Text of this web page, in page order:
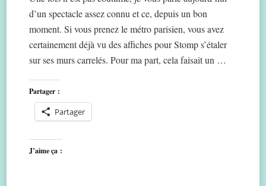
d’un spectacle assez connu et ce, depuis un bon
moment. Si vous prenez le métro parisien, vous avez
certainement déjà vu des affiches pour Stomp s’étaler
sur ses murs carrelés. Pour ma part, cela faisait un …
Partager :
Partager
J’aime ça :